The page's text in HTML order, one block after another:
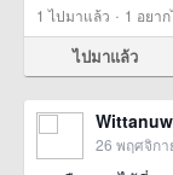
1 ไปมาแล้ว · 1 อยา
ไปมาแล้ว
26 พฤศจิกา